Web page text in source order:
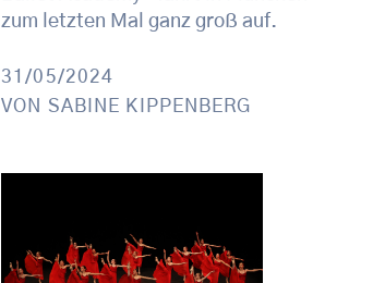
zum letzten Mal ganz groß auf.
31/05/2024
VON SABINE KIPPENBERG